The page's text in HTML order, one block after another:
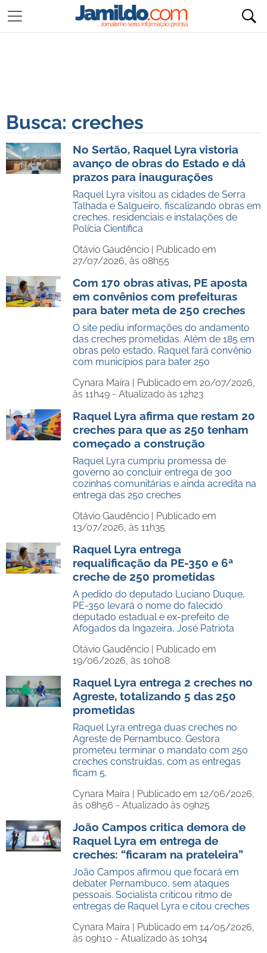
Busca: creches
No Sertão, Raquel Lyra vistoria
avanço de obras do Estado e dá
prazos para inaugurações
Raquel Lyra visitou as cidades de Serra
Talhada e Salgueiro, fiscalizando obras em
creches, residenciais e instalações de
Polícia Científica
Otávio Gaudêncio | Publicado em
27/07/2026, às 08h55
Com 170 obras ativas, PE aposta
em convênios com prefeituras
para bater meta de 250 creches
O site pediu informações do andamento
das creches prometidas. Além de 185 em
obras pelo estado, Raquel fará convênio
com municípios para bater 250
Cynara Maíra | Publicado em 20/07/2026,
às 11h49 - Atualizado às 12h23
Raquel Lyra afirma que restam 20
creches para que as 250 tenham
começado a construção
Raquel Lyra cumpriu promessa de
governo ao concluir entrega de 300
cozinhas comunitárias e ainda acredita na
entrega das 250 creches
Otávio Gaudêncio | Publicado em
13/07/2026, às 11h35
Raquel Lyra entrega
requalificação da PE-350 e 6ª
creche de 250 prometidas
A pedido do deputado Luciano Duque,
PE-350 levará o nome do falecido
deputado estadual e ex-prefeito de
Afogados da Ingazeira, José Patriota
Otávio Gaudêncio | Publicado em
19/06/2026, às 10h08
Raquel Lyra entrega 2 creches no
Agreste, totalizando 5 das 250
prometidas
Raquel Lyra entrega duas creches no
Agreste de Pernambuco. Gestora
prometeu terminar o mandato com 250
creches construídas, com as entregas
ficam 5.
Cynara Maíra | Publicado em 12/06/2026,
às 08h56 - Atualizado às 09h25
João Campos critica demora de
Raquel Lyra em entrega de
creches: “ficaram na prateleira”
João Campos afirmou que focará em
debater Pernambuco, sem ataques
pessoais. Socialista criticou ritmo de
entregas de Raquel Lyra e citou creches
Cynara Maíra | Publicado em 14/05/2026,
às 09h10 - Atualizado às 10h34